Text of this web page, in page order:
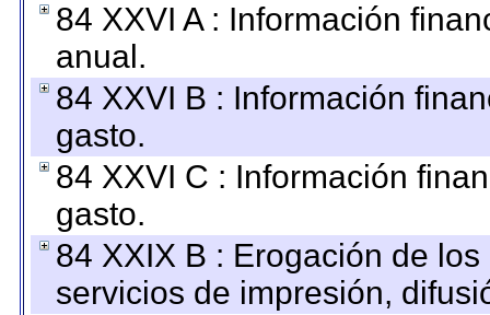
84 XXVI A : Información
anual.
84 XXVI B : Información
gasto.
84 XXVI C : Información
gasto.
84 XXIX B : Erogación de
servicios de impresión,